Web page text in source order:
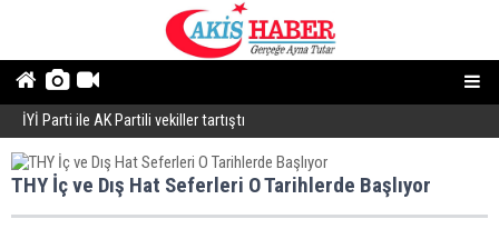
İYİ Parti ile AK Partili vekiller tartıştı
THY İç ve Dış Hat Seferleri O Tarihlerde Başlıyor